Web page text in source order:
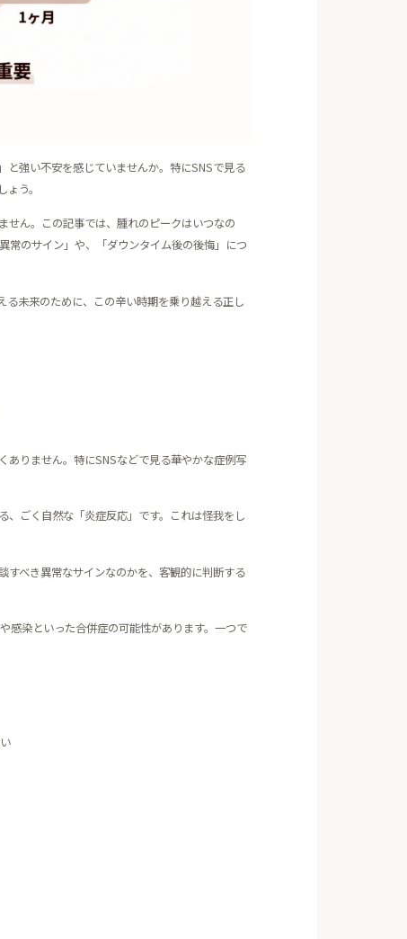
強い不安を感じていませんか。特にSNSで見る
う。
せん。この記事では、腫れのピークはいつなの
常のサイン」や、「ダウンタイム後の後悔」につ
未来のために、この辛い時期を乗り越える正し
ありません。特にSNSなどで見る華やかな症例写
、ごく自然な「炎症反応」です。これは怪我をし
すべき異常なサインなのかを、客観的に判断する
感染といった合併症の可能性があります。一つで